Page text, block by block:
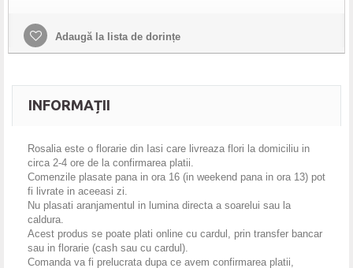
Adaugă la lista de dorințe
INFORMAȚII
Rosalia este o florarie din Iasi care livreaza flori la domiciliu in
circa 2-4 ore de la confirmarea platii.
Comenzile plasate pana in ora 16 (in weekend pana in ora 13) pot
fi livrate in aceeasi zi.
Nu plasati aranjamentul in lumina directa a soarelui sau la
caldura.
Acest produs se poate plati online cu cardul, prin transfer bancar
sau in florarie (cash sau cu cardul).
Comanda va fi prelucrata dupa ce avem confirmarea platii,